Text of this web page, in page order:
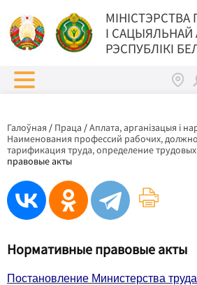
МIНIСТЭРСТВА
I
РЭСПУБЛІКІ
Галоўная / Праца /Аплата, арганізацыя і
Наименования профессий рабочих,
тарификация труда, определение
правовые акты
Нормативные правовые акты
Постановление Министерства